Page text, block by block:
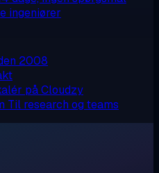
ingeniører
2008
på Cloudzy
Til research og teams